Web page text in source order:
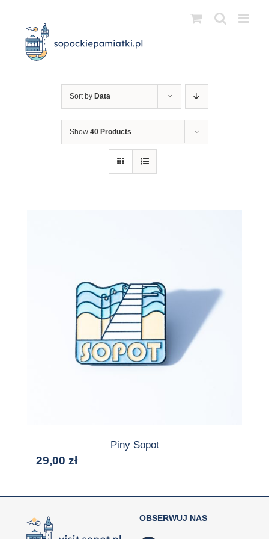
zawartości
Sort by Data
Show 40 Products
Piny Sopot
29,00 zł
OBSERWUJ NAS